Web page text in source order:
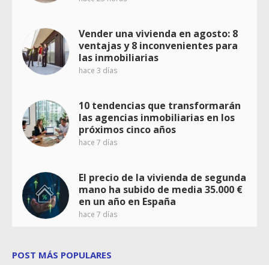
Vender una vivienda en agosto: 8
ventajas y 8 inconvenientes para
las inmobiliarias
hace 3 días
10 tendencias que transformarán
las agencias inmobiliarias en los
próximos cinco años
hace 7 días
El precio de la vivienda de segunda
mano ha subido de media 35.000 €
en un año en España
hace 7 días
POST MÁS POPULARES